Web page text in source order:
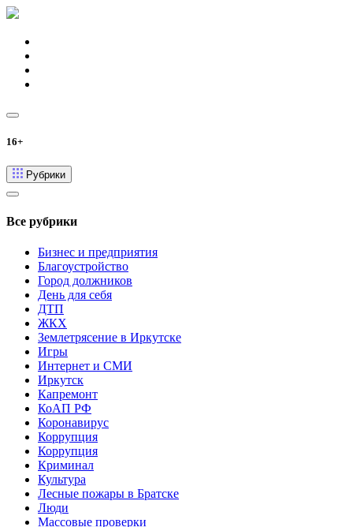
16+
Рубрики
Все рубрики
Бизнес и предприятия
Благоустройство
Город должников
День для себя
ДТП
ЖКХ
Землетрясение в Иркутске
Игры
Интернет и СМИ
Иркутск
Капремонт
КоАП РФ
Коронавирус
Коррупция
Коррупция
Криминал
Культура
Лесные пожары в Братске
Люди
Массовые проверки